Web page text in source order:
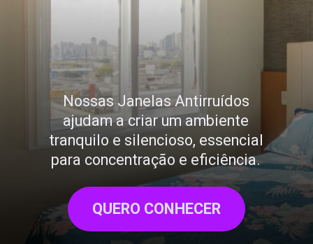
QUERO CONHECER
Nossas Janelas Antirruídos
ajudam a criar um ambiente
tranquilo e silencioso, essencial
para concentração e eficiência.